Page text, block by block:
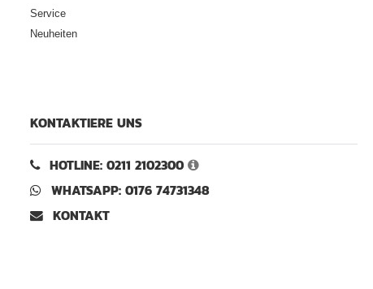
Service
Neuheiten
KONTAKTIERE UNS
HOTLINE: 0211 2102300
WHATSAPP: 0176 74731348
KONTAKT